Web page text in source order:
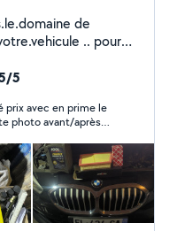
de
.. pour
5
prix avec en prime le
photo avant/après